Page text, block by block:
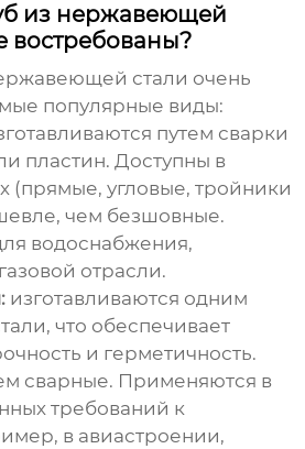
из нержавеющей
востребованы?
стали очень
популярные виды:
путем сварки
пластин. Доступны в
(прямые, угловые, тройники
чем безшовные.
водоснабжения,
отрасли.
изготавливаются одним
что обеспечивает
и герметичность.
сварные. Применяются в
требований к
в авиастроении,